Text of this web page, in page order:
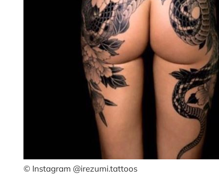
© Instagram @irezumi.tattoos